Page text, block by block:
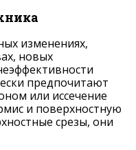
изменениях,
новых
предпочитают
или иссечение
и поверхностную
срезы, они